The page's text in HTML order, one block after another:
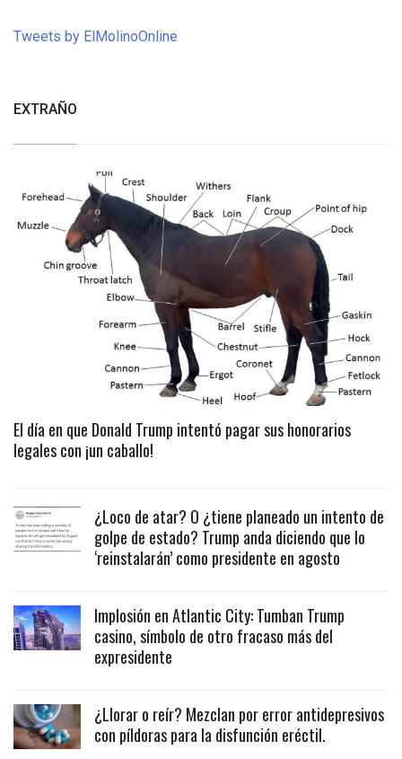
Tweets by ElMolinoOnline
EXTRAÑO
El día en que Donald Trump intentó pagar sus honorarios
legales con ¡un caballo!
¿Loco de atar? O ¿tiene planeado un intento de
golpe de estado? Trump anda diciendo que lo
‘reinstalarán’ como presidente en agosto
Implosión en Atlantic City: Tumban Trump
casino, símbolo de otro fracaso más del
expresidente
¿Llorar o reír? Mezclan por error antidepresivos
con píldoras para la disfunción eréctil.